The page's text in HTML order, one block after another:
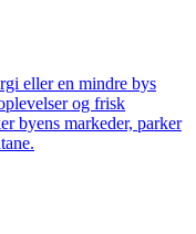
eller en mindre bys
og frisk
byens markeder, parker